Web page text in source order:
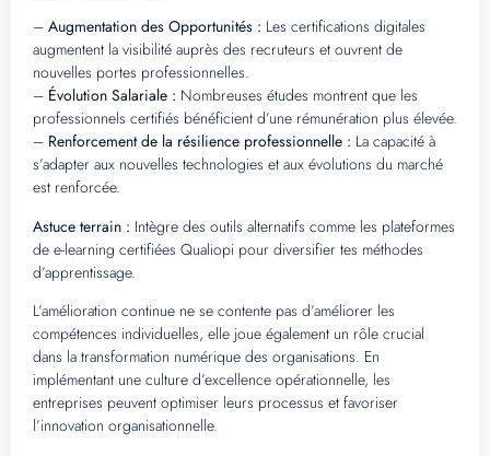
– Augmentation des Opportunités : Les certifications digitales
augmentent la visibilité auprès des recruteurs et ouvrent de
nouvelles portes professionnelles.
– Évolution Salariale : Nombreuses études montrent que les
professionnels certifiés bénéficient d’une rémunération plus élevée.
– Renforcement de la résilience professionnelle : La capacité à
s’adapter aux nouvelles technologies et aux évolutions du marché
est renforcée.
Astuce terrain : Intègre des outils alternatifs comme les plateformes
de e-learning certifiées Qualiopi pour diversifier tes méthodes
d’apprentissage.
L’amélioration continue ne se contente pas d’améliorer les
compétences individuelles, elle joue également un rôle crucial
dans la transformation numérique des organisations. En
implémentant une culture d’excellence opérationnelle, les
entreprises peuvent optimiser leurs processus et favoriser
l’innovation organisationnelle.